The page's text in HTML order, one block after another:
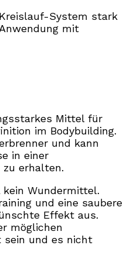
System stark
mit
Mittel für
im Bodybuilding.
und kann
in einer
zu erhalten.
Wundermittel.
und eine saubere
Effekt aus.
möglichen
sein und es nicht